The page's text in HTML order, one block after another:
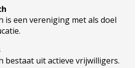
is een vereniging met als doel
bestaat uit actieve vrijwilligers.